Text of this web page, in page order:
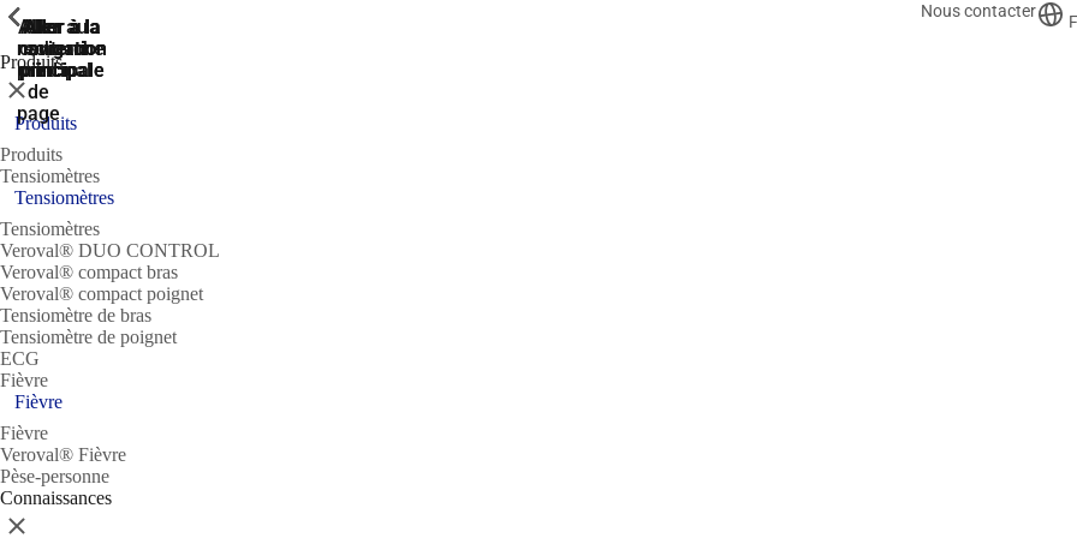
Aller à la
recherche
Aller à la
navigation
principale
Aller à la
navigation
principale
Aller au
contenu
principal
Aller
au
pied
de
page
Nous contacter
Produits
ShowPrevious
Fermer
Produits
Produits
Tensiomètres
ShowPrevious
Tensiomètres
Tensiomètres
Veroval® DUO CONTROL
Veroval® compact bras
Veroval® compact poignet
Tensiomètre de bras
Tensiomètre de poignet
ECG
Fièvre
ShowPrevious
Fièvre
Fièvre
Veroval® Fièvre
Pèse-personne
Connaissances
ShowPrevious
Fermer
ShowPrevious
ShowPrevious